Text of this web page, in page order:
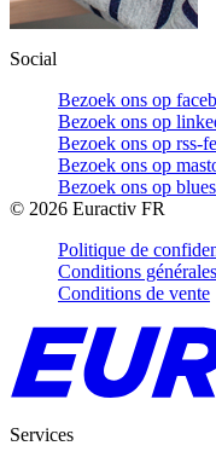
Social
Bezoek ons op
Bezoek ons op
Bezoek ons op rss-
Bezoek ons op
Bezoek ons op
© 2026 Euractiv FR
Politique de
Conditions générales
Conditions de vente
Services